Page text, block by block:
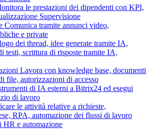
le prestazioni dei dipendenti con KPI,
Supervisione
Comunica tramite annunci video,
e private
dei thread, idee generate tramite IA,
testi, scrittura di risposte tramite IA,
Lavora con knowledge base, documenti
file, autorizzazioni di accesso
di IA esterni a Bitrix24 ed esegui
di lavoro
le attività relative a richieste,
RPA, automazione dei flussi di lavoro
HR e automazione